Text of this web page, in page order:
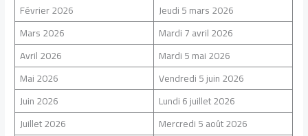
Février 2026
Jeudi 5 mars 2026
Mars 2026
Mardi 7 avril 2026
Avril 2026
Mardi 5 mai 2026
Mai 2026
Vendredi 5 juin 2026
Juin 2026
Lundi 6 juillet 2026
Juillet 2026
Mercredi 5 août 2026